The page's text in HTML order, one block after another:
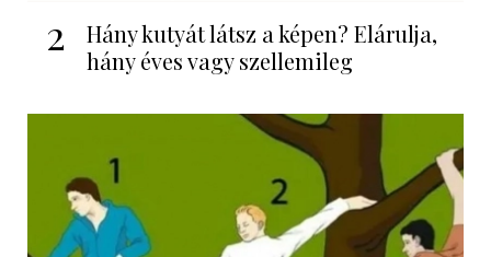
2
Hány kutyát látsz a képen? Elárulja,
hány éves vagy szellemileg